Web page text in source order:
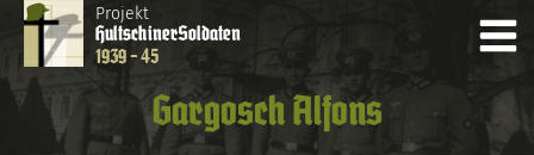
Projekt
HultschinerSoldaten
1939 - 45
Gargosch Alfons